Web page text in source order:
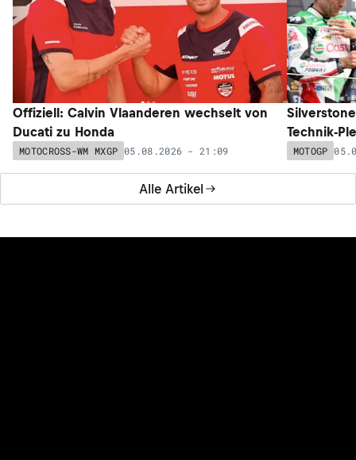
Alle Artikel
Offiziell: Calvin Vlaanderen wechselt von
Ducati zu Honda
MOTOCROSS-WM MXGP 05.08.2026 - 21:09
Technik-
MOTOGP